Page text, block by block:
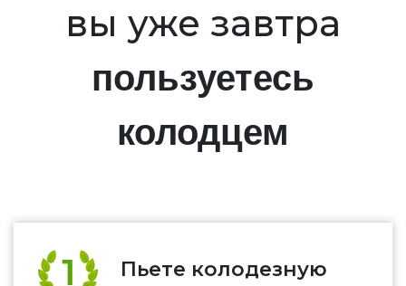
вы уже завтра
пользуетесь
колодцем
Пьете колодезную